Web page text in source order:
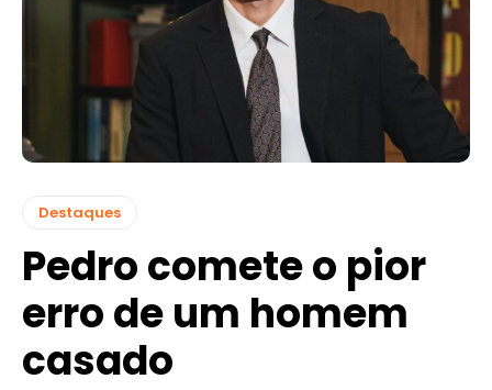
Destaques
Pedro comete o pior
erro de um homem
casado